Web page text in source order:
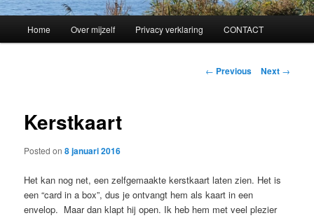
Skip
content
Home Over mijzelf Privacy verklaring CONTACT
Post
← Previous Next →
Kerstkaart
Posted on8 januari 2016
Het kan nog net, een zelfgemaakte kerstkaart laten zien. Het is
een “card in a box”, dus je ontvangt hem als kaart in een
envelop. Maar dan klapt hij open. Ik heb hem met veel plezier